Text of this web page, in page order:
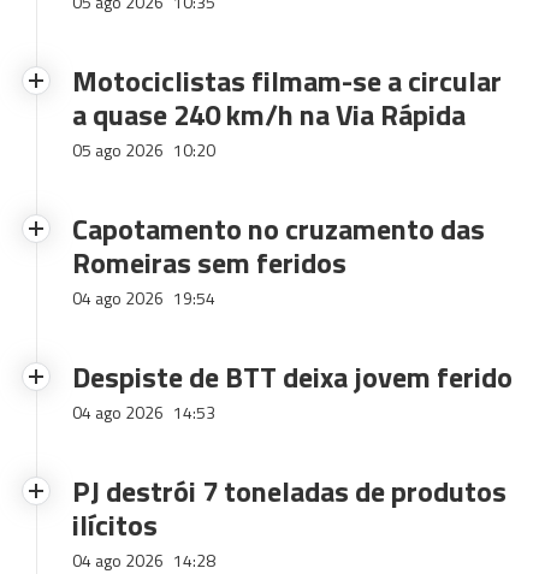
Motociclistas filmam-se a circular
a quase 240 km/h na Via Rápida
05 ago 2026 10:20
Capotamento no cruzamento das
Romeiras sem feridos
04 ago 2026 19:54
Despiste de BTT deixa jovem ferido
04 ago 2026 14:53
PJ destrói 7 toneladas de produtos
ilícitos
04 ago 2026 14:28